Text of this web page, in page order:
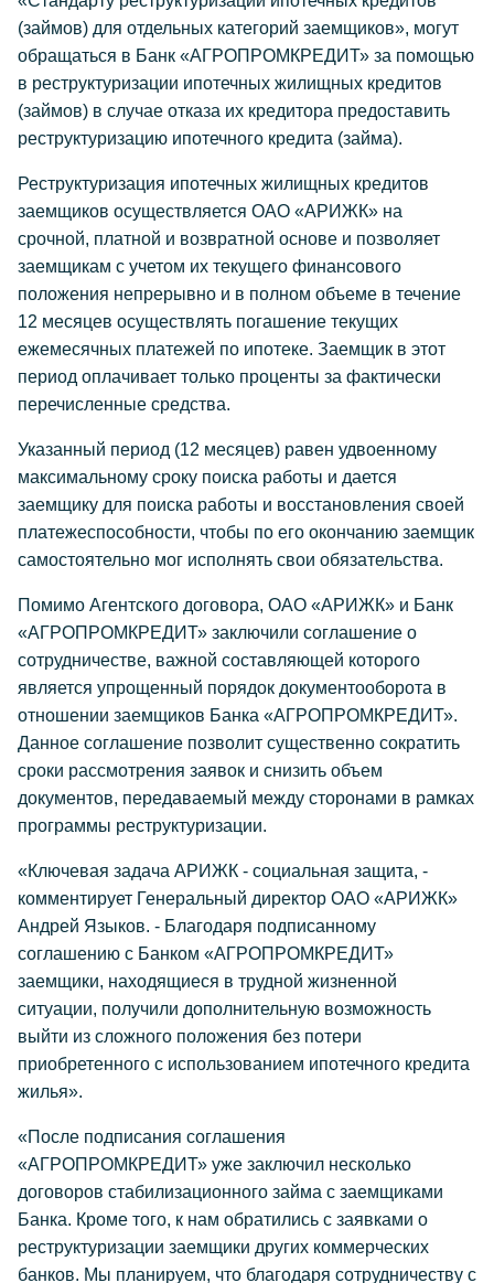
(займов) для отдельных категорий заемщиков», могут
обращаться в Банк «АГРОПРОМКРЕДИТ» за помощью
в реструктуризации ипотечных жилищных кредитов
(займов) в случае отказа их кредитора предоставить
реструктуризацию ипотечного кредита (займа).
Реструктуризация ипотечных жилищных кредитов
заемщиков осуществляется ОАО «АРИЖК» на
срочной, платной и возвратной основе и позволяет
заемщикам с учетом их текущего финансового
положения непрерывно и в полном объеме в течение
12 месяцев осуществлять погашение текущих
ежемесячных платежей по ипотеке. Заемщик в этот
период оплачивает только проценты за фактически
перечисленные средства.
Указанный период (12 месяцев) равен удвоенному
максимальному сроку поиска работы и дается
заемщику для поиска работы и восстановления своей
платежеспособности, чтобы по его окончанию заемщик
самостоятельно мог исполнять свои обязательства.
Помимо Агентского договора, ОАО «АРИЖК» и Банк
«АГРОПРОМКРЕДИТ» заключили соглашение о
сотрудничестве, важной составляющей которого
является упрощенный порядок документооборота в
отношении заемщиков Банка «АГРОПРОМКРЕДИТ».
Данное соглашение позволит существенно сократить
сроки рассмотрения заявок и снизить объем
документов, передаваемый между сторонами в рамках
программы реструктуризации.
«Ключевая задача АРИЖК - социальная защита, -
комментирует Генеральный директор ОАО «АРИЖК»
Андрей Языков. - Благодаря подписанному
соглашению с Банком «АГРОПРОМКРЕДИТ»
заемщики, находящиеся в трудной жизненной
ситуации, получили дополнительную возможность
выйти из сложного положения без потери
приобретенного с использованием ипотечного кредита
жилья».
«После подписания соглашения
«АГРОПРОМКРЕДИТ» уже заключил несколько
договоров стабилизационного займа с заемщиками
Банка. Кроме того, к нам обратились с заявками о
реструктуризации заемщики других коммерческих
банков. Мы планируем, что благодаря сотрудничеству с